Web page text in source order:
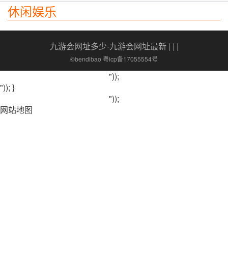
休闲娱乐
九游会网址多少-九游会网址最新| | |
©bendibao 粤icp备17055554号
"));
")); }
"));
网站地图